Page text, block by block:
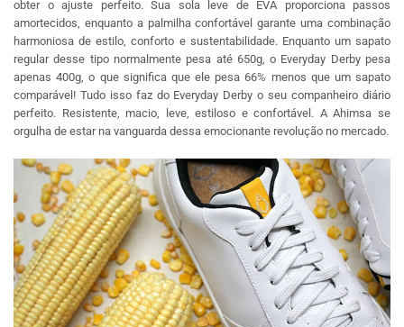
obter o ajuste perfeito. Sua sola leve de EVA proporciona passos
amortecidos, enquanto a palmilha confortável garante uma combinação
harmoniosa de estilo, conforto e sustentabilidade. Enquanto um sapato
regular desse tipo normalmente pesa até 650g, o Everyday Derby pesa
apenas 400g, o que significa que ele pesa 66% menos que um sapato
comparável! Tudo isso faz do Everyday Derby o seu companheiro diário
perfeito. Resistente, macio, leve, estiloso e confortável. A Ahimsa se
orgulha de estar na vanguarda dessa emocionante revolução no mercado.